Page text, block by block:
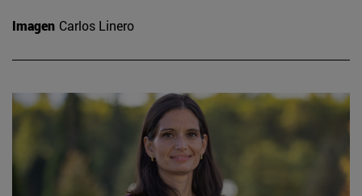
Imagen Carlos Linero